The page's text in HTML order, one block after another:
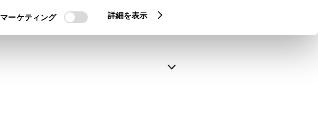
マーケティング 詳細を表示
ログインして自動入力